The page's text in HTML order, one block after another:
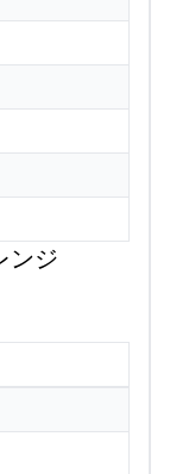
ンジ